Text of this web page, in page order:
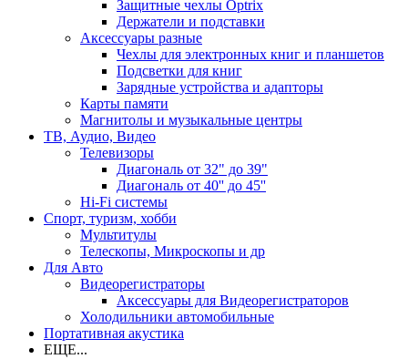
Защитные чехлы Optrix
Держатели и подставки
Аксессуары разные
Чехлы для электронных книг и планшетов
Подсветки для книг
Зарядные устройства и адапторы
Карты памяти
Магнитолы и музыкальные центры
ТВ, Аудио, Видео
Телевизоры
Диагональ от 32" до 39"
Диагональ от 40'' до 45''
Hi-Fi системы
Спорт, туризм, хобби
Мультитулы
Телескопы, Микроскопы и др
Для Авто
Видеорегистраторы
Аксессуары для Видеорегистраторов
Холодильники автомобильные
Портативная акустика
ЕЩЕ...